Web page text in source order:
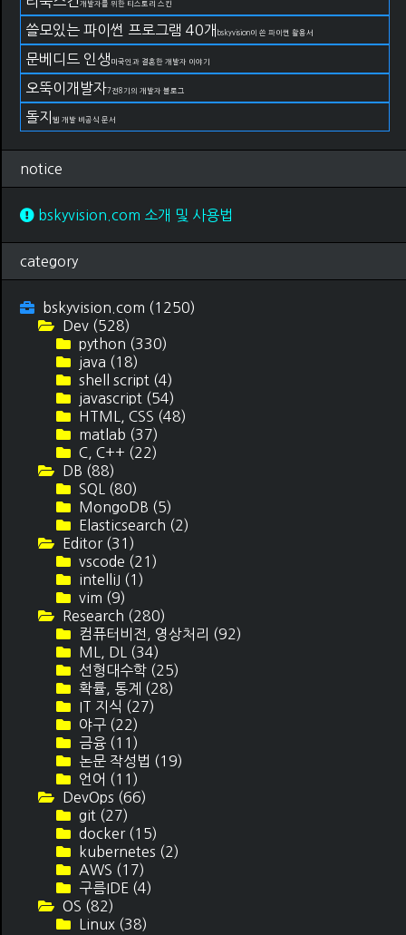
개발자를 위한 티스토리 스킨
쓸모있는 파이썬 프로그램 40개 bskyvision이 쓴 파이썬 활용서
문베디드 인생 미국인과 결혼한 개발자 이야기
오뚝이개발자7전8기의 개발자 블로그
돌지 웹 개발 비공식 문서
notice
bskyvision.com 소개 및 사용법
category
bskyvision.com (1250)
Dev (528)
python (330)
java (18)
shell script (4)
javascript (54)
HTML, CSS (48)
matlab (37)
C, C++ (22)
DB (88)
SQL (80)
MongoDB (5)
Elasticsearch (2)
Editor (31)
vscode (21)
intelliJ (1)
vim (9)
Research (280)
컴퓨터비전, 영상처리 (92)
ML, DL (34)
선형대수학 (25)
확률, 통계 (28)
IT 지식 (27)
야구 (22)
금융 (11)
논문 작성법 (19)
언어 (11)
DevOps (66)
git (27)
docker (15)
kubernetes (2)
AWS (17)
구름IDE (4)
OS (82)
Linux (38)